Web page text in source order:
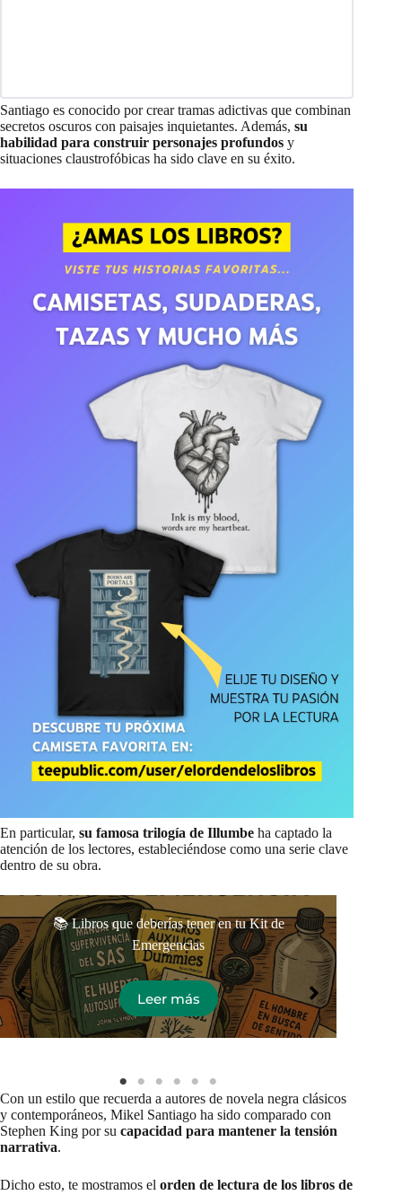
Santiago es conocido por crear tramas adictivas que combinan
secretos oscuros con paisajes inquietantes. Además, su
habilidad para construir personajes profundos y
situaciones claustrofóbicas ha sido clave en su éxito.
En particular, su famosa trilogía de Illumbe ha captado la
atención de los lectores, estableciéndose como una serie clave
dentro de su obra.
📚 Libros que deberías tener en tu Kit de
Emergencias
Leer más
Con un estilo que recuerda a autores de novela negra clásicos
y contemporáneos, Mikel Santiago ha sido comparado con
Stephen King por su capacidad para mantener la tensión
narrativa.
Dicho esto, te mostramos el orden de lectura de los libros de